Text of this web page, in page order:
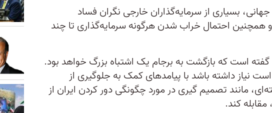
بسیاری از سرمایه‌گذاران خارجی نگران فساد
همچنین احتمال خراب شدن هرگونه سرمایه‌گذاری تا چند
اسرائیل از ژانویه ۲۰۲۱ گفته است که بازگشت به برجام یک اشتباه بزرگ خواهد بود.
نیاز داشته باشد با پیامدهای کمک به جلوگیری از
مانند تصمیم گیری در مورد چگونگی دور کردن ایران از
کند.